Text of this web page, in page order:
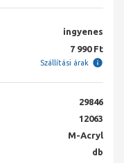
ingyenes
7 990 Ft
Szállítási árak
29846
12063
M-Acryl
db